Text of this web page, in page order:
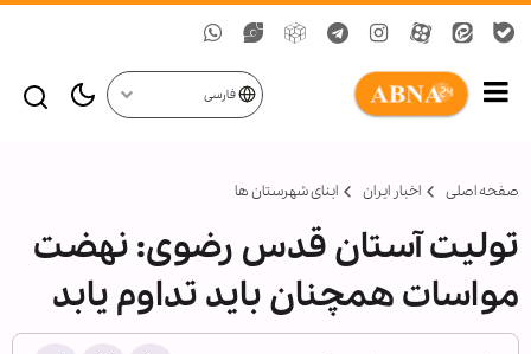
فارسی
صفحه اصلی اخبار ایران ابنای شهرستان ها
تولیت آستان قدس رضوی: نهضت
مواسات همچنان باید تداوم یابد